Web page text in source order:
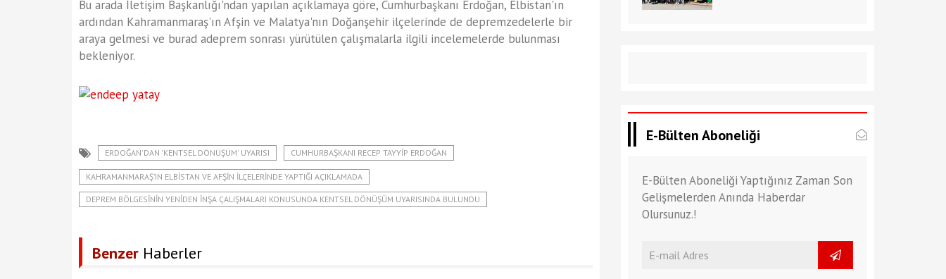
Bu arada İletişim Başkanlığı'ndan yapılan açıklamaya göre, Cumhurbaşkanı Erdoğan, Elbistan'ın
ardından Kahramanmaraş'ın Afşin ve Malatya'nın Doğanşehir ilçelerinde de depremzedelerle bir
araya gelmesi ve burad adeprem sonrası yürütülen çalışmalarla ilgili incelemelerde bulunması
bekleniyor.
ERDOĞAN'DAN 'KENTSEL DÖNÜŞÜM' UYARISI CUMHURBAŞKANI RECEP TAYYIP ERDOĞAN
KAHRAMANMARAŞ’IN ELBISTAN VE AFŞIN ILÇELERINDE YAPTIĞI AÇIKLAMADA
DEPREM BÖLGESININ YENIDEN INŞA ÇALIŞMALARI KONUSUNDA KENTSEL DÖNÜŞÜM UYARISINDA BULUNDU
Benzer Haberler
E-Bülten Aboneliği
E-Bülten Aboneliği Yaptığınız Zaman Son
Gelişmelerden Anında Haberdar
Olursunuz.!